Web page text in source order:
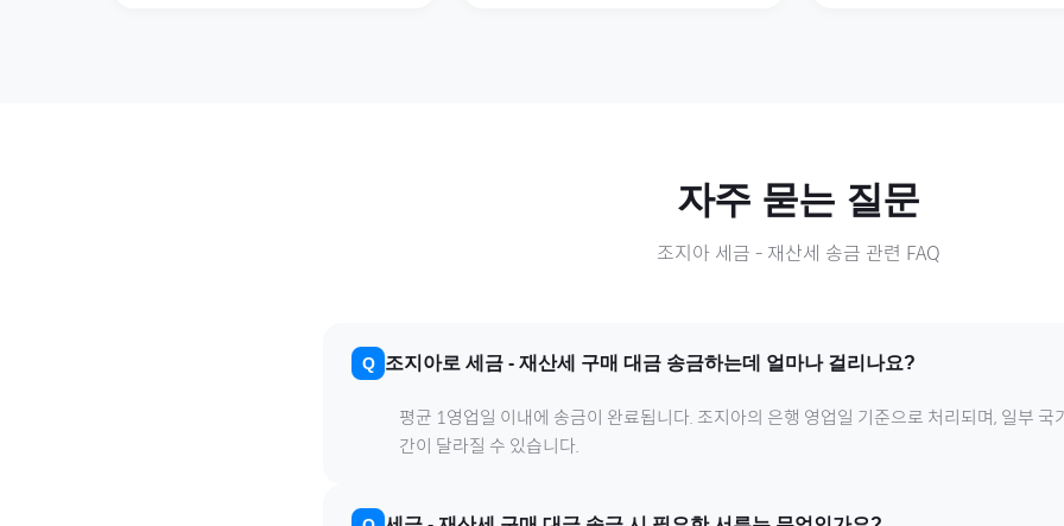
자주 묻는 질문
조지아 세금 - 재산세 송금 관련 FAQ
조지아로 세금 - 재산세 구매 대금 송금하는데 얼마나 걸리나요?
평균 1영업일 이내에 송금이 완료됩니다. 조지아의 은행 영업일 기준으로 처리되며, 일부 국
간이 달라질 수 있습니다.